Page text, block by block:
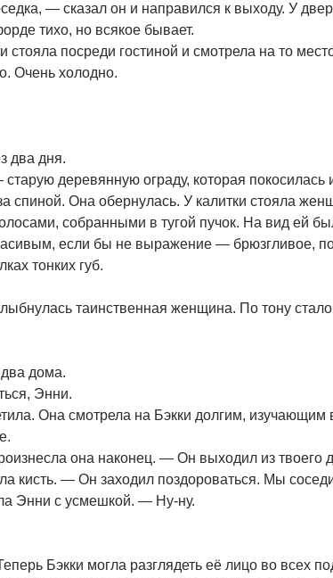
— сказал он и направился к выходу. У
тихо, но всякое бывает.
стояла посреди гостиной и смотрела на то
Очень холодно.
два дня.
старую деревянную ограду, которая
спиной. Она обернулась. У калитки стояла
собранными в тугой пучок. На вид ей
если бы не выражение — брюзгливое,
тонких губ.
таинственная женщина. По тону стало
дома.
Энни.
Она смотрела на Бэкки долгим, изучающим
она наконец. — Он выходил из твоего
кисть. — Он заходил поздороваться. Мы
Энни с усмешкой. — Ну-ну.
Бэкки могла разглядеть её лицо во всех